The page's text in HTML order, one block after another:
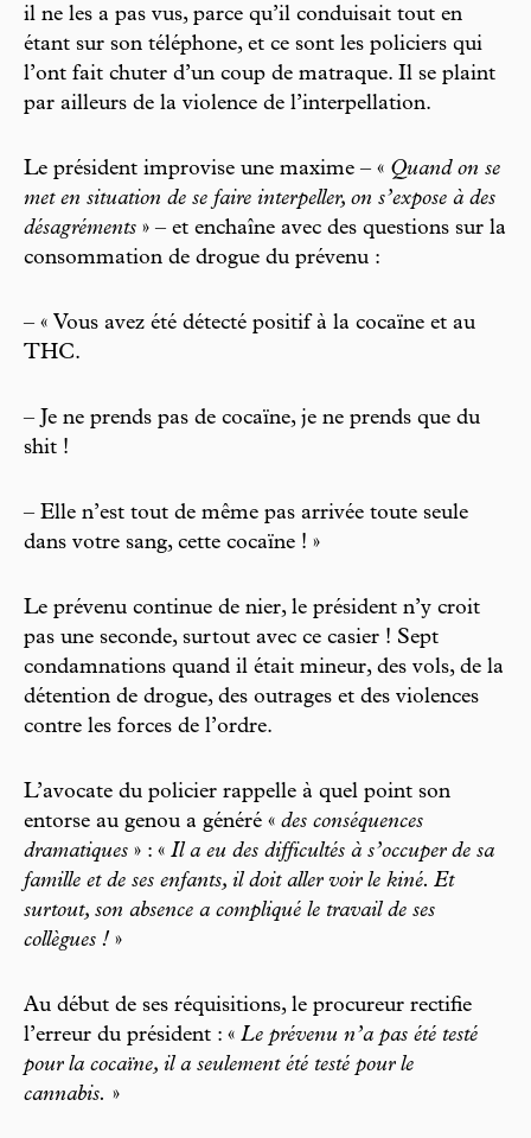
il ne les a pas vus, parce qu’il conduisait tout en
étant sur son téléphone, et ce sont les policiers qui
l’ont fait chuter d’un coup de matraque. Il se plaint
par ailleurs de la violence de l’interpellation.
Le président improvise une maxime – « Quand on se
met en situation de se faire interpeller, on s’expose à des
désagréments » – et enchaîne avec des questions sur la
consommation de drogue du prévenu :
– « Vous avez été détecté positif à la cocaïne et au
THC.
– Je ne prends pas de cocaïne, je ne prends que du
shit !
– Elle n’est tout de même pas arrivée toute seule
dans votre sang, cette cocaïne ! »
Le prévenu continue de nier, le président n’y croit
pas une seconde, surtout avec ce casier ! Sept
condamnations quand il était mineur, des vols, de la
détention de drogue, des outrages et des violences
contre les forces de l’ordre.
L’avocate du policier rappelle à quel point son
entorse au genou a généré « des conséquences
dramatiques » : « Il a eu des difficultés à s’occuper de sa
famille et de ses enfants, il doit aller voir le kiné. Et
surtout, son absence a compliqué le travail de ses
collègues ! »
Au début de ses réquisitions, le procureur rectifie
l’erreur du président : « Le prévenu n’a pas été testé
pour la cocaïne, il a seulement été testé pour le
cannabis. »